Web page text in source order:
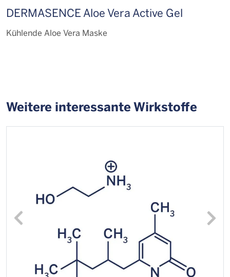
DERMASENCE Aloe Vera Active Gel
Kühlende Aloe Vera Maske
Weitere interessante Wirkstoffe